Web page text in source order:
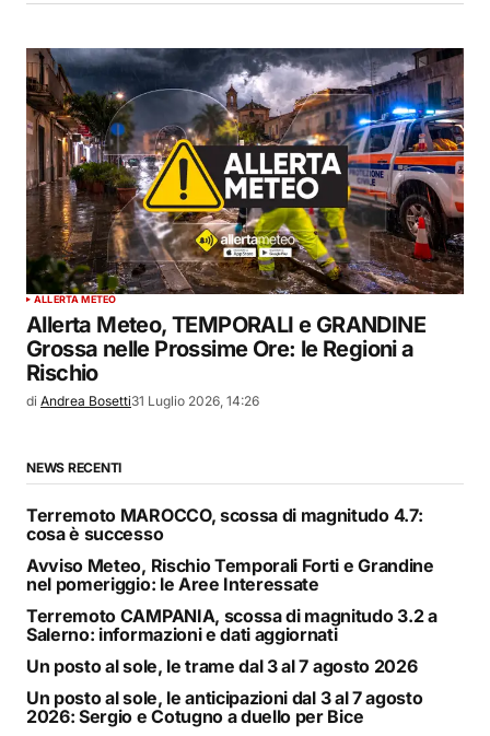
ALLERTA METEO
Allerta Meteo, TEMPORALI e GRANDINE
Grossa nelle Prossime Ore: le Regioni a
Rischio
di Andrea Bosetti31 Luglio 2026, 14:26
NEWS RECENTI
Terremoto MAROCCO, scossa di magnitudo 4.7:
cosa è successo
Avviso Meteo, Rischio Temporali Forti e Grandine
nel pomeriggio: le Aree Interessate
Terremoto CAMPANIA, scossa di magnitudo 3.2 a
Salerno: informazioni e dati aggiornati
Un posto al sole, le trame dal 3 al 7 agosto 2026
Un posto al sole, le anticipazioni dal 3 al 7 agosto
2026: Sergio e Cotugno a duello per Bice